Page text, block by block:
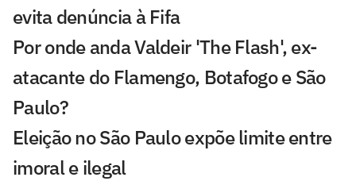
evita denúncia à Fifa
Por onde anda Valdeir 'The Flash', ex-
atacante do Flamengo, Botafogo e São
Paulo?
Eleição no São Paulo expõe limite entre
imoral e ilegal